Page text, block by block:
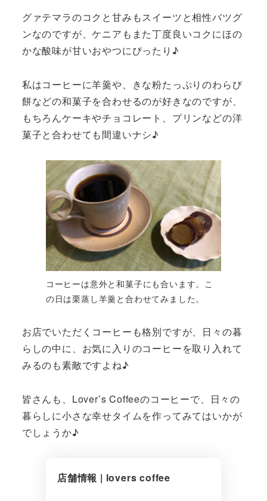
グァテマラのコクと甘みもスイーツと相性バツグ
ンなのですが、ケニアもまた丁度良いコクにほの
かな酸味が甘いおやつにぴったり♪
私はコーヒーに羊羹や、きな粉たっぷりのわらび
餅などの和菓子を合わせるのが好きなのですが、
もちろんケーキやチョコレート、プリンなどの洋
菓子と合わせても間違いナシ♪
コーヒーは意外と和菓子にも合います。こ
の日は栗蒸し羊羹と合わせてみました。
お店でいただくコーヒーも格別ですが、日々の暮
らしの中に、お気に入りのコーヒーを取り入れて
みるのも素敵ですよね♪
皆さんも、Lover’s Coffeeのコーヒーで、日々の
暮らしに小さな幸せタイムを作ってみてはいかが
でしょうか♪
店舗情報 | lovers coffee